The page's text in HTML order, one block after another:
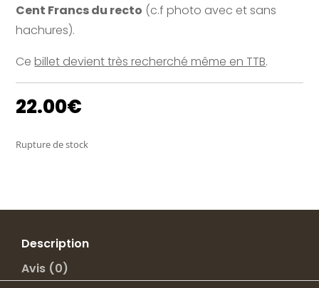
Cent Francs du recto (c.f photo avec et sans
hachures).
Cebillet devient très recherché même en TTB.
22.00€
Rupture de stock
Description
Avis (0)